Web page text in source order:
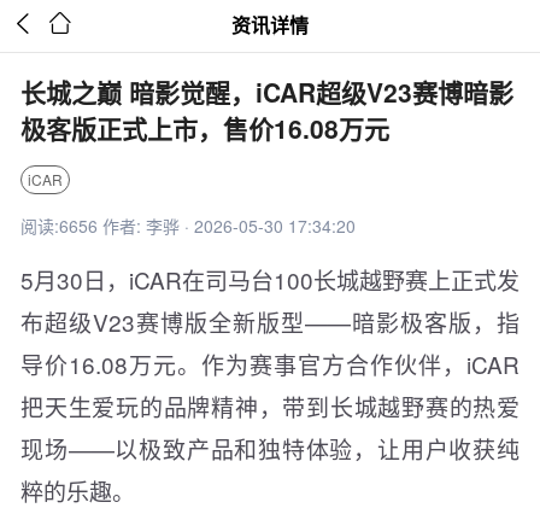
  资讯详情
长城之巅 暗影觉醒，iCAR超级V23赛博暗影
极客版正式上市，售价16.08万元
iCAR
阅读:6656 作者: 李骅 · 2026-05-30 17:34:20
5月30日，iCAR在司马台100长城越野赛上正式发
布超级V23赛博版全新版型——暗影极客版，指
导价16.08万元。作为赛事官方合作伙伴，iCAR
把天生爱玩的品牌精神，带到长城越野赛的热爱
现场——以极致产品和独特体验，让用户收获纯
粹的乐趣。